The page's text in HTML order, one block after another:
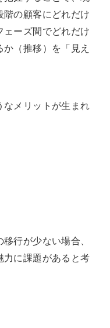
の顧客にどれだけ
ェーズ間でどれだけ
（推移）を「見え
なメリットが生まれ
行が少ない場合、
力に課題があると考